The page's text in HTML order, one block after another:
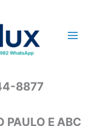
8877
PAULO E ABC